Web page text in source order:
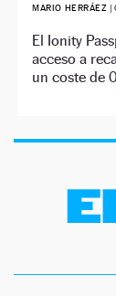
MARIO HERRÁEZ |
El Ionity
acceso a
un coste de